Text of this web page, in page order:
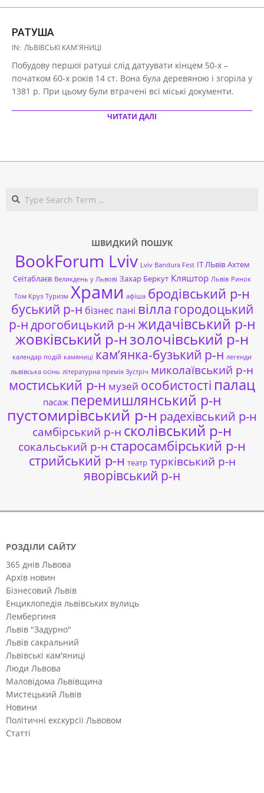
РАТУША
2021-
29
IN: ЛЬВІВСЬКІ КАМ'ЯНИЦІ
Побудову першої ратуші слід датуувати кінцем 50-х –
початком 60-х років 14 ст. Вона була деревяною і згоріла у
1381 р. При цьому були втрачені всі міські документи.
ЧИТАТИ ДАЛІ
ШВИДКИЙ ПОШУК
BookForum Lviv Lviv Bandura Fest ІТ ЛЬвів Ахтем
Сеітаблаєв Великдень у Львові Захар Беркут Кляштор Львів Ринок
Том Круз Туризм Храми афіша бродівський р-н
буський р-н бізнес пані вілла городоцький
р-ндрогобицький р-н жидачівський р-н
жовківський р-нзолочівський р-н
календар подій камяниці кам’янка-бузький р-н легенди
львівська осінь літературна премія Зустріч миколаївський р-н
мостиський р-н музей особистості палац
пасаж перемишлянський р-н
пустомирівський р-н радехівський р-н
самбірський р-н сколівський р-н
сокальський р-н старосамбірський р-н
стрийський р-н театр турківський р-н
яворівський р-н
РОЗДІЛИ САЙТУ
365 днів Львова
Архів новин
Бізнесовий Львів
Енциклопедія львівських вулиць
Лембергиня
Львів "Задурно"
Львів сакральний
Львівські кам'яниці
Люди Львова
Маловідома Львівщина
Мистецький Львів
Новини
Політичні екскурсії Львовом
Статті